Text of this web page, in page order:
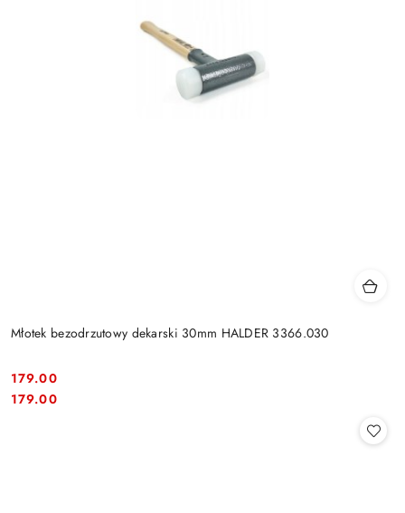
Młotek bezodrzutowy dekarski 30mm HALDER 3366.030
Cena:
179.00
Cena:
179.00